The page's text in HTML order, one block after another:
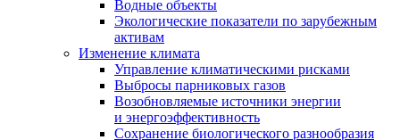
Водные объекты
Экологические показатели по зарубежным
активам
Изменение климата
Управление климатическими рисками
Выбросы парниковых газов
Возобновляемые источники энергии
и энергоэффективность
Сохранение биологического разнообразия